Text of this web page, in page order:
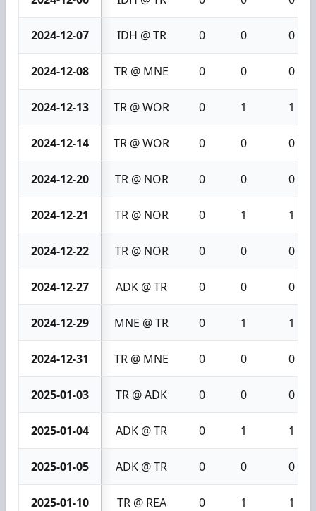
2024-12-07 IDH @ TR 0 0 0
2024-12-08 TR @ MNE 0 0 0
2024-12-13 TR @ WOR 0 1 1
2024-12-14 TR @ WOR 0 0 0
2024-12-20 TR @ NOR 0 0 0
2024-12-21 TR @ NOR 0 1 1
2024-12-22 TR @ NOR 0 0 0
2024-12-27 ADK @ TR 0 0 0
2024-12-29 MNE @ TR 0 1 1
2024-12-31 TR @ MNE 0 0 0
2025-01-03 TR @ ADK 0 0 0
2025-01-04 ADK @ TR 0 1 1
2025-01-05 ADK @ TR 0 0 0
2025-01-10 TR @ REA 0 1 1